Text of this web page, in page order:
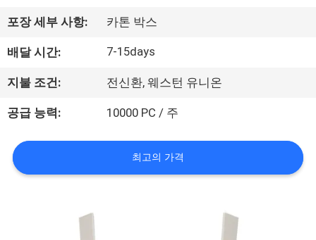
공
장
여
행
품
포장 세부 사항: 카톤 박스
배달 시간: 7-15days
지불 조건: 전신환, 웨스턴 유니온
공급 능력: 10000 PC / 주
최고의 가격